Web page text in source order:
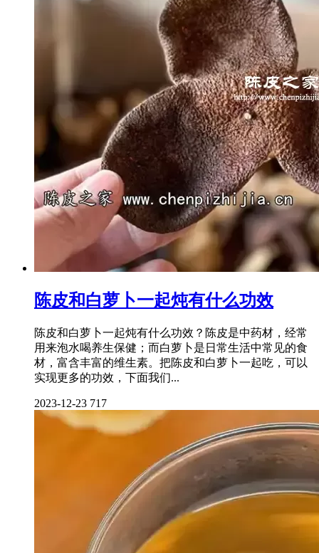
陈皮和白萝卜一起炖有什么功效
陈皮和白萝卜一起炖有什么功效？陈皮是中药材，经常
用来泡水喝养生保健；而白萝卜是日常生活中常见的食
材，富含丰富的维生素。把陈皮和白萝卜一起吃，可以
实现更多的功效，下面我们...
2023-12-23 717